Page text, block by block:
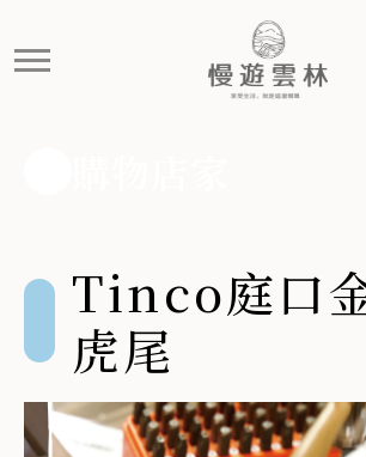
Tinco庭口金工 in虎尾
提供獨特的銀飾製作課程和美味甜點的複
Tinco庭口
虎尾